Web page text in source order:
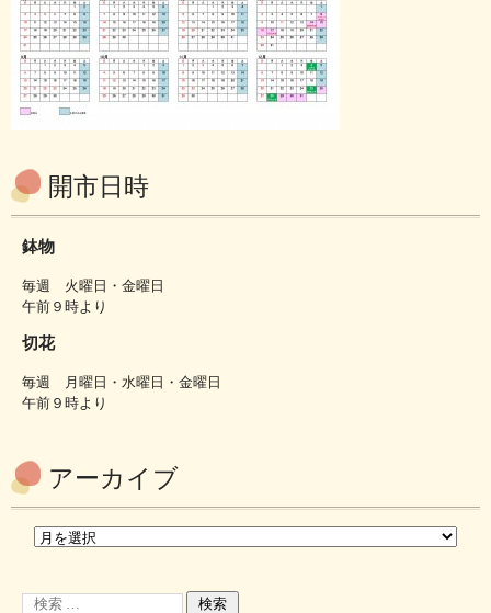
開市日時
鉢物
毎週 火曜日・金曜日
午前９時より
切花
毎週 月曜日・水曜日・金曜日
午前９時より
アーカイブ